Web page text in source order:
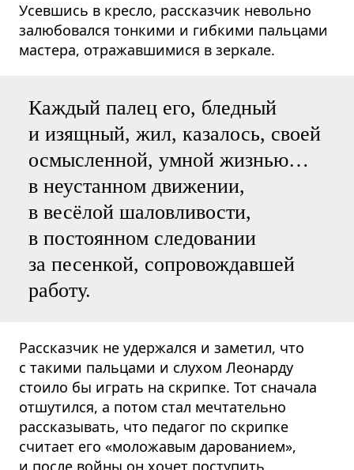
Усевшись в кресло, рассказчик невольно
залюбовался тонкими и гибкими пальцами
мастера, отражавшимися в зеркале.
Каждый палец его, бледный
и изящный, жил, казалось, своей
осмысленной, умной жизнью…
в неустанном движении,
в весёлой шаловливости,
в постоянном следовании
за песенкой, сопровождавшей
работу.
Рассказчик не удержался и заметил, что
с такими пальцами и слухом Леонарду
стоило бы играть на скрипке. Тот сначала
отшутился, а потом стал мечтательно
рассказывать, что педагог по скрипке
считает его «моложавым дарованием»,